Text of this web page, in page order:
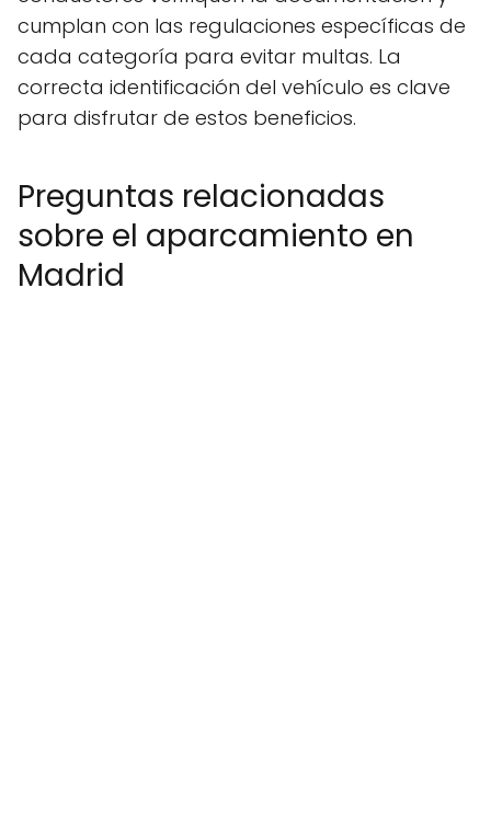
cumplan con las regulaciones específicas de
cada categoría para evitar multas. La
correcta identificación del vehículo es clave
para disfrutar de estos beneficios.
Preguntas relacionadas
sobre el aparcamiento en
Madrid